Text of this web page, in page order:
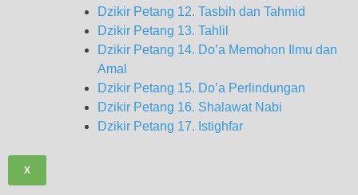
Dzikir Petang 12. Tasbih dan Tahmid
Dzikir Petang 13. Tahlil
Dzikir Petang 14. Do’a Memohon Ilmu dan
Amal
Dzikir Petang 15. Do’a Perlindungan
Dzikir Petang 16. Shalawat Nabi
Dzikir Petang 17. Istighfar
X